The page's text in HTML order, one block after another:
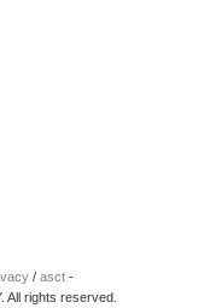
/ asct -
All rights reserved.